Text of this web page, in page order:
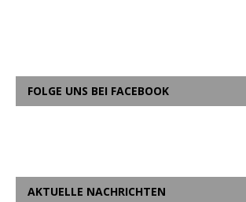
FOLGE UNS BEI FACEBOOK
AKTUELLE NACHRICHTEN